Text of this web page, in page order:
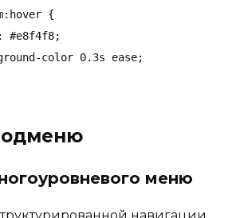
{
#e8f4f8;
color 0.3s ease;
меню
навигации